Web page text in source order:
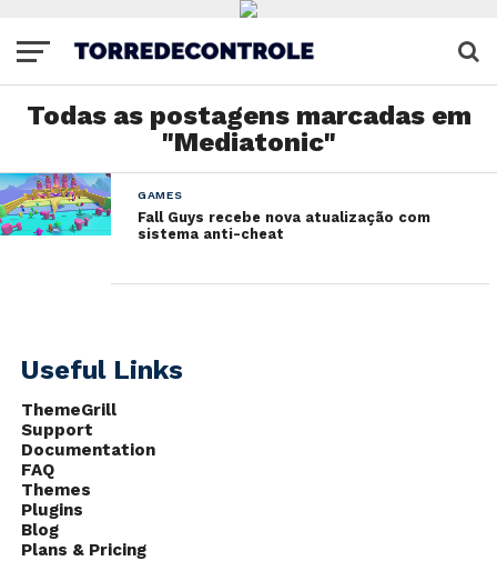
Todas as postagens marcadas em
"Mediatonic"
GAMES
Fall Guys recebe nova atualização com
sistema anti-cheat
Useful Links
ThemeGrill
Support
Documentation
FAQ
Themes
Plugins
Blog
Plans & Pricing